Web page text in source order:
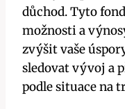
důchod. Tyto
možnosti a
zvýšit vaše
sledovat vývoj a
podle situace na